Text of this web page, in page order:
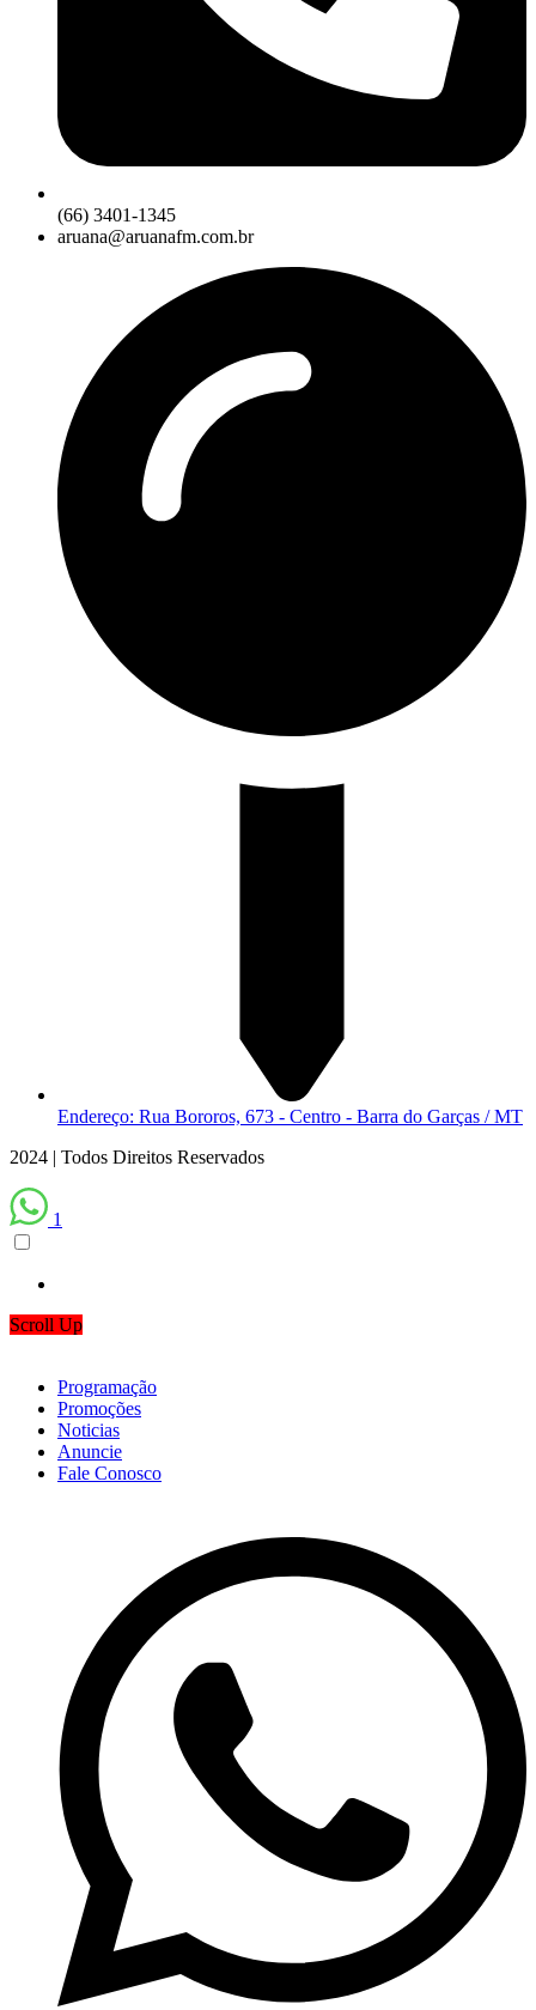
(66) 3401-1345
aruana@aruanafm.com.br
Endereço: Rua Bororos, 673 - Centro - Barra do Garças / MT
2024 | Todos Direitos Reservados
1
Scroll Up
Programação
Promoções
Noticias
Anuncie
Fale Conosco